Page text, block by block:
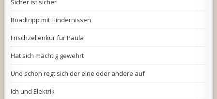
Sicher ist sicher
Roadtripp mit Hindernissen
Frischzellenkur für Paula
Hat sich mächtig gewehrt
Und schon regt sich der eine oder andere auf
Ich und Elektrik